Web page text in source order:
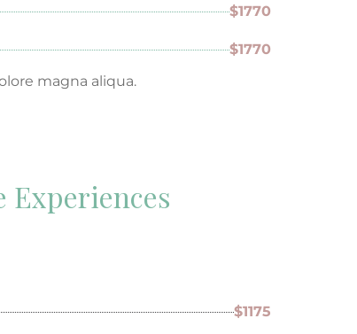
$1770
$1770
magna aliqua.
Experiences
$1175